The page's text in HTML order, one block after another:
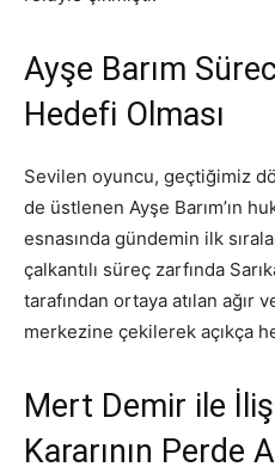
Ayşe Barım
Hedefi Olması
Sevilen oyuncu, geçtiğimiz
de üstlenen Ayşe Barım’ın
esnasında gündemin ilk
çalkantılı süreç zarfında
tarafından ortaya atılan ağır
merkezine çekilerek açıkça
Mert Demir ile
Kararının Perde